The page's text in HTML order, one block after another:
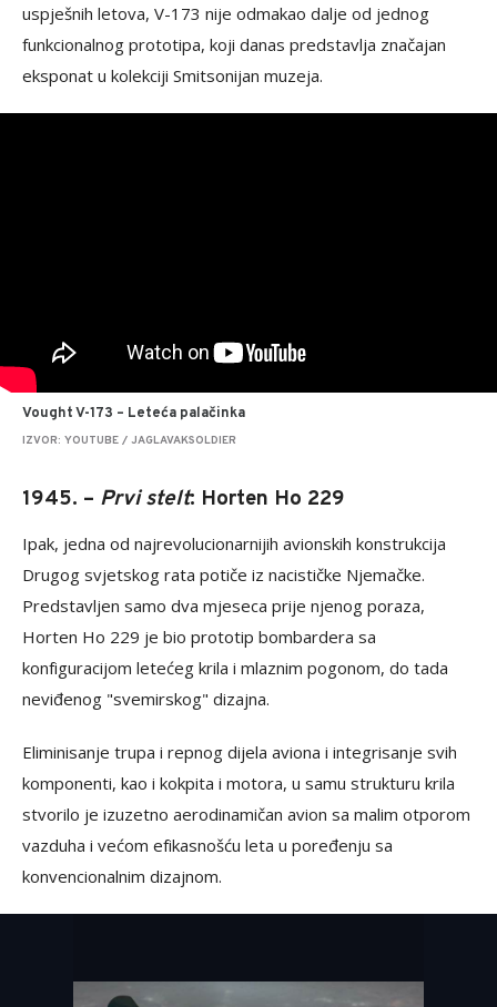
uspješnih letova, V-173 nije odmakao dalje od jednog
funkcionalnog prototipa, koji danas predstavlja značajan
eksponat u kolekciji Smitsonijan muzeja.
Vought V-173 – Leteća palačinka
IZVOR: YOUTUBE / JAGLAVAKSOLDIER
1945. – Prvi stelt: Horten Ho 229
Ipak, jedna od najrevolucionarnijih avionskih konstrukcija
Drugog svjetskog rata potiče iz nacističke Njemačke.
Predstavljen samo dva mjeseca prije njenog poraza,
Horten Ho 229 je bio prototip bombardera sa
konfiguracijom letećeg krila i mlaznim pogonom, do tada
neviđenog "svemirskog" dizajna.
Eliminisanje trupa i repnog dijela aviona i integrisanje svih
komponenti, kao i kokpita i motora, u samu strukturu krila
stvorilo je izuzetno aerodinamičan avion sa malim otporom
vazduha i većom efikasnošću leta u poređenju sa
konvencionalnim dizajnom.